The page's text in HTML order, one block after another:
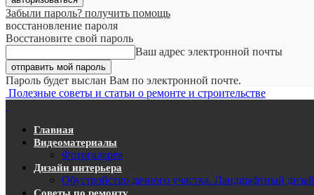
Забыли пароль? получить помощь
восстановление пароля
Восстановите свой пароль
Ваш адрес электронной почты
Пароль будет выслан Вам по электронной почте.
Полезные советы и статьи о ремонте и строительстве
Главная
Видеоматериалы
Фотогалерея
Дизайн интерьера
Обустройство дачного участка. Ландшафтный